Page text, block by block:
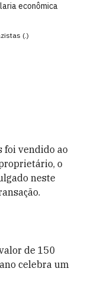
econômica
(.)
foi vendido ao
o
neste
de 150
celebra um